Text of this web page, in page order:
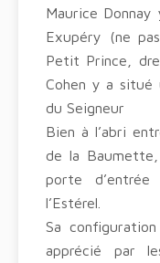
Maurice
Exupéry (ne
Petit Prince,
Cohen y a situé
du Seigneur
Bien à l’abri
de la
porte
l’Estérel.
Sa
apprécié par